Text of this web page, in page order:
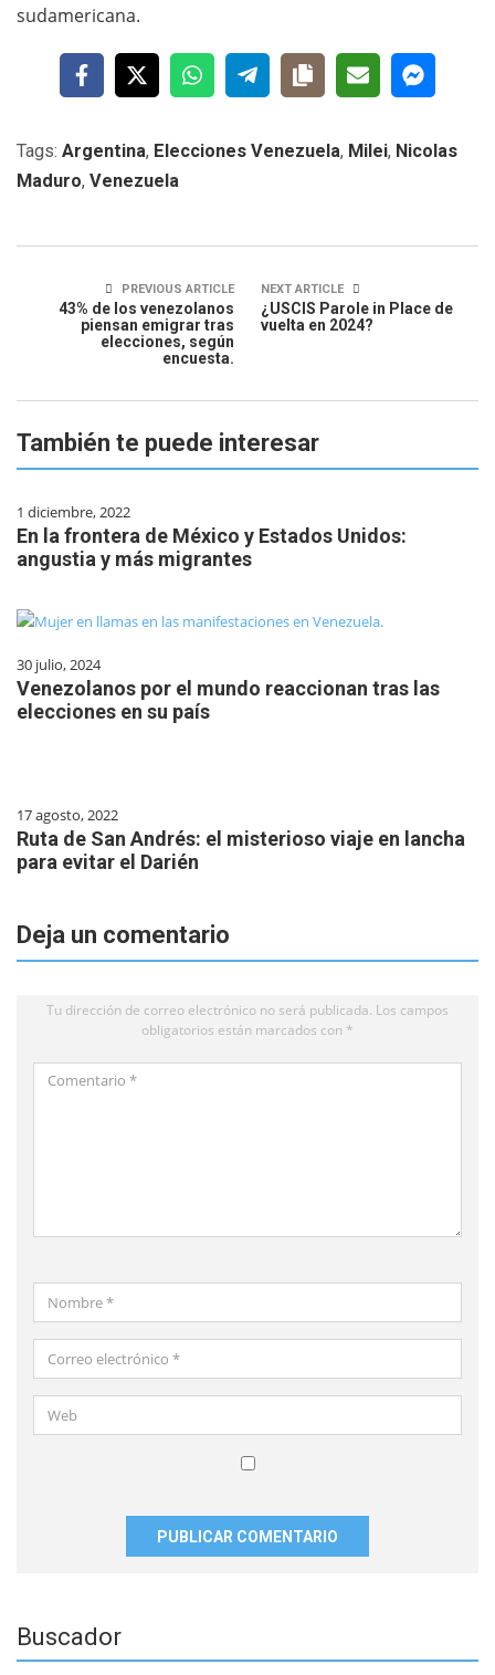
sudamericana.
Tags: Argentina, Elecciones Venezuela, Milei, Nicolas
Maduro, Venezuela
PREVIOUS ARTICLE
43% de los venezolanos
piensan emigrar tras
elecciones, según
encuesta.
NEXT ARTICLE
¿USCIS Parole in Place de
vuelta en 2024?
También te puede interesar
1 diciembre, 2022
En la frontera de México y Estados Unidos:
angustia y más migrantes
30 julio, 2024
Venezolanos por el mundo reaccionan tras las
elecciones en su país
17 agosto, 2022
Ruta de San Andrés: el misterioso viaje en lancha
para evitar el Darién
Deja un comentario
Tu dirección de correo electrónico no será publicada. Los campos
obligatorios están marcados con *
Comentario
Nombre
*
Correo
electrónico
*Web
sitio
web
Buscador